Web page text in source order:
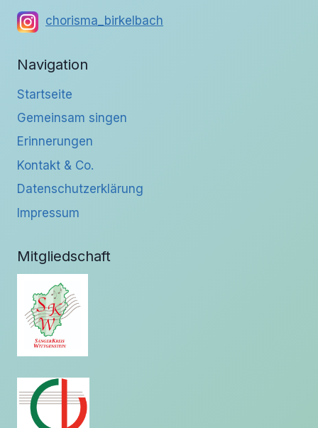
chorisma_birkelbach
Navigation
Startseite
Gemeinsam singen
Erinnerungen
Kontakt & Co.
Datenschutzerklärung
Impressum
Mitgliedschaft